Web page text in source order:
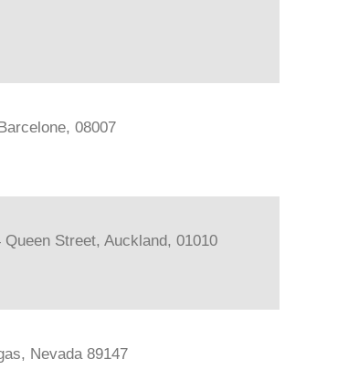
08007
Street, Auckland, 01010
Nevada 89147